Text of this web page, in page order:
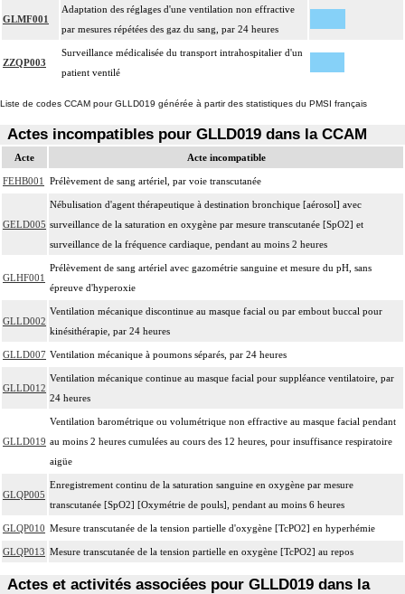
GLMF001
Adaptation des réglages d'une ventilation non effractive
par mesures répétées des gaz du sang, par 24 heures
ZZQP003
Surveillance médicalisée du transport intrahospitalier d'un
patient ventilé
Liste de codes CCAM pour GLLD019 générée à partir des statistiques du PMSI français
Actes incompatibles pour GLLD019 dans la CCAM
Acte Acte incompatible
FEHB001 Prélèvement de sang artériel, par voie transcutanée
GELD005
Nébulisation d'agent thérapeutique à destination bronchique [aérosol] avec
surveillance de la saturation en oxygène par mesure transcutanée [SpO2] et
surveillance de la fréquence cardiaque, pendant au moins 2 heures
GLHF001
Prélèvement de sang artériel avec gazométrie sanguine et mesure du pH, sans
épreuve d'hyperoxie
GLLD002
Ventilation mécanique discontinue au masque facial ou par embout buccal pour
kinésithérapie, par 24 heures
GLLD007 Ventilation mécanique à poumons séparés, par 24 heures
GLLD012
Ventilation mécanique continue au masque facial pour suppléance ventilatoire, par
24 heures
GLLD019
Ventilation barométrique ou volumétrique non effractive au masque facial pendant
au moins 2 heures cumulées au cours des 12 heures, pour insuffisance respiratoire
aigüe
GLQP005
Enregistrement continu de la saturation sanguine en oxygène par mesure
transcutanée [SpO2] [Oxymétrie de pouls], pendant au moins 6 heures
GLQP010 Mesure transcutanée de la tension partielle d'oxygène [TcPO2] en hyperhémie
GLQP013 Mesure transcutanée de la tension partielle en oxygène [TcPO2] au repos
Actes et activités associées pour GLLD019 dans la